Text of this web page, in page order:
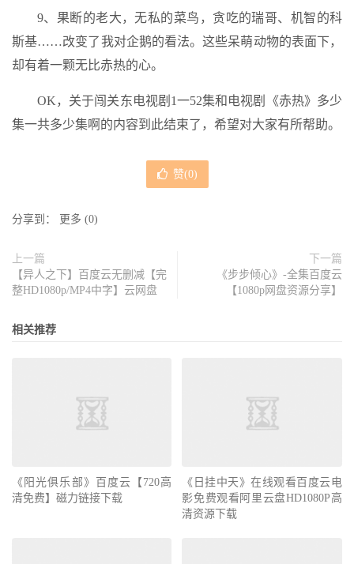
9、果断的老大，无私的菜鸟，贪吃的瑞哥、机智的科
斯基……改变了我对企鹅的看法。这些呆萌动物的表面下，
却有着一颗无比赤热的心。
OK，关于闯关东电视剧1一52集和电视剧《赤热》多少
集一共多少集啊的内容到此结束了，希望对大家有所帮助。
赞(0)
分享到： 更多 (0)
上一篇
【异人之下】百度云无删减【完
整HD1080p/MP4中字】云网盘
下一篇
《步步倾心》-全集百度云
【1080p网盘资源分享】
相关推荐
《阳光俱乐部》百度云【720高
清免费】磁力链接下载
《日挂中天》在线观看百度云电
影免费观看阿里云盘HD1080P高
清资源下载